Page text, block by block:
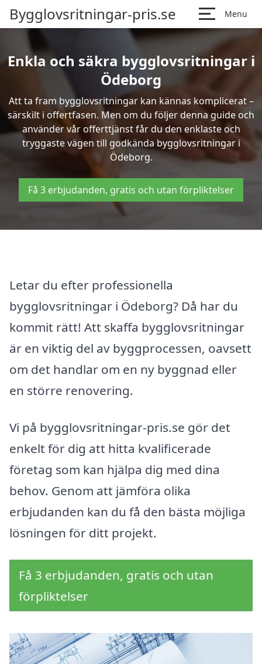
Bygglovsritningar-pris.se Menu
Enkla och säkra bygglovsritningar i
Ödeborg
Att ta fram bygglovsritningar kan kännas komplicerat –
särskilt i offertfasen. Men om du följer denna guide och
använder vår offerttjänst får du den enklaste och
tryggaste vägen till godkända bygglovsritningar i
Ödeborg.
Få 3 erbjudanden, gratis och utan förpliktelser
Letar du efter professionella
bygglovsritningar i Ödeborg? Då har du
kommit rätt! Att skaffa bygglovsritningar
är en viktig del av byggprocessen, oavsett
om det handlar om en ny byggnad eller
en större renovering.
Vi på bygglovsritningar-pris.se gör det
enkelt för dig att hitta kvalificerade
företag som kan hjälpa dig med dina
behov. Genom att jämföra olika
erbjudanden kan du få den bästa möjliga
lösningen för ditt projekt.
Få 3 erbjudanden, gratis och utan
förpliktelser